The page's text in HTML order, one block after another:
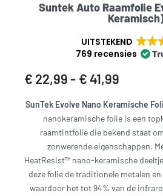
Suntek Auto Raamfolie
UITSTEKEND
769 recensies
€ 22,99 €41,99
SunTek Evolve Nano Keramische
nanokeramische folie is een
raamtintfolie die bekend staat
zonwerende eigenschappen.
HeatResist™ nano-keramische
deze folie de traditionele metalen
waardoor het tot 94% van de